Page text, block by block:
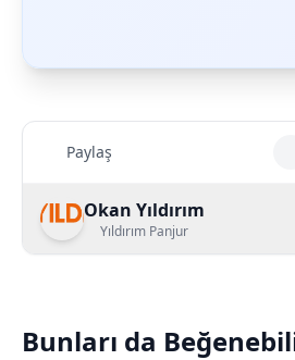
Paylaş
Okan Yıldırım
Yıldırım Panjur
Bunları da